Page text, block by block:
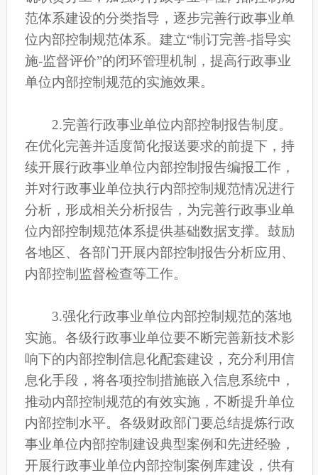
范体系建设的分类指导，逐步完善行政事业单
位内部控制规范体系。建立“制订完善-指导实
施-监督评价”的闭环管理机制，提高行政事业
单位内部控制规范的实施效果。
2.完善行政事业单位内部控制报告制度。
在优化完善并适度简化报送要求的前提下，持
续开展行政事业单位内部控制报告编报工作，
并对行政事业单位执行内部控制规范情况进行
分析，形成相关分析报告，为完善行政事业单
位内部控制规范体系提供基础数据支撑。鼓励
各地区、各部门开展内部控制报告分析应用、
内部控制监督检查等工作。
3.强化行政事业单位内部控制规范的落地
实施。各级行政事业单位要不断完善新技术影
响下的内部控制信息化配套建设，充分利用信
息化手段，将各项控制措施嵌入信息系统中，
推动内部控制规范的有效实施，不断提升单位
内部控制水平。各级财政部门要总结提炼行政
事业单位内部控制建设典型案例和先进经验，
开展行政事业单位内部控制案例库建设，供有